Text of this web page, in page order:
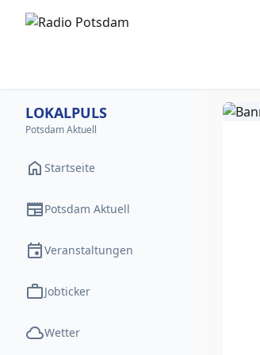
LOKALPULS
Potsdam Aktuell
home Startseite
newspaperPotsdam Aktuell
eventVeranstaltungen
workJobticker
cloudWetter